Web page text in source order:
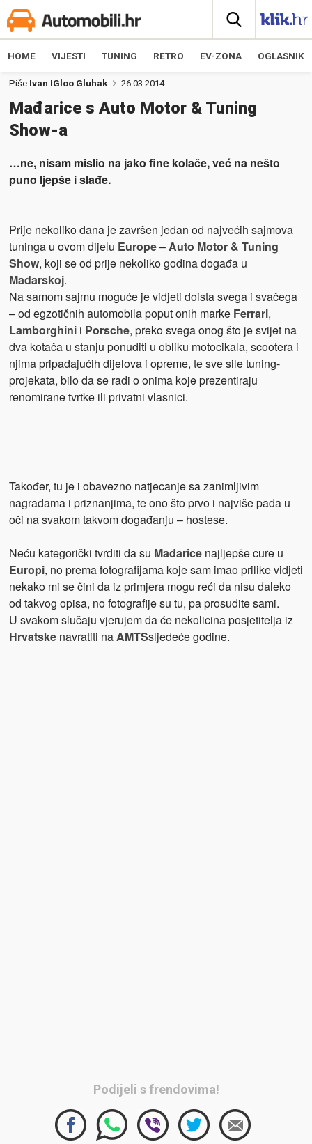
HOME VIJESTI TUNING RETRO EV-ZONA OGLASNIK
Piše Ivan IGloo Gluhak 26.03.2014
Mađarice s Auto Motor & Tuning
Show-a
…ne, nisam mislio na jako fine kolače, već na nešto
puno ljepše i slađe.
Prije nekoliko dana je završen jedan od najvećih sajmova
tuninga u ovom dijelu Europe–Auto Motor & Tuning
Show, koji se od prije nekoliko godina događa u
Mađarskoj.
Na samom sajmu moguće je vidjeti doista svega i svačega
– od egzotičnih automobila poput onih marke Ferrari,
Lamborghini i Porsche, preko svega onog što je svijet na
dva kotača u stanju ponuditi u obliku motocikala, scootera i
njimapripadajućih dijelova i opreme, te sve sile tuning-
projekata, bilo da se radi o onima koje prezentiraju
renomirane tvrtke ili privatni vlasnici.
Također, tu je i obavezno natjecanje sa zanimljivim
nagradama i priznanjima, te ono što prvo i najviše pada u
oči na svakom takvom događanju – hostese.
Neću kategorički tvrditi da su Mađarice najljepše cure u
Europi, no prema fotografijama koje sam imao prilike vidjeti
nekako mi se čini da izprimjera mogu reći da nisu daleko
od takvog opisa, no fotografije su tu, pa prosudite sami.
U svakom slučaju vjerujem da će nekolicina posjetitelja iz
Hrvatske navratiti naAMTSsljedeće godine.
Podijeli s frendovima!